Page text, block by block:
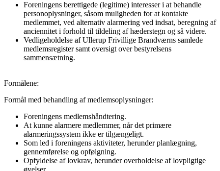
Foreningens berettigede (legitime) interesser i at behandle
personoplysninger, såsom muligheden for at kontakte
medlemmet, ved alternativ alarmering ved indsat, beregning af
anciennitet i forhold til tildeling af hæderstegn og så videre.
Vedligeholdelse af Ullerup Frivillige Brandværns samlede
medlemsregister samt oversigt over bestyrelsens
sammensætning.
Formålene:
Formål med behandling af medlemsoplysninger:
Foreningens medlemshåndtering.
At kunne alarmere medlemmer, når det primære
alarmeringssystem ikke er tilgængeligt.
Som led i foreningens aktiviteter, herunder planlægning,
gennemførelse og opfølgning.
Opfyldelse af lovkrav, herunder overholdelse af lovpligtige